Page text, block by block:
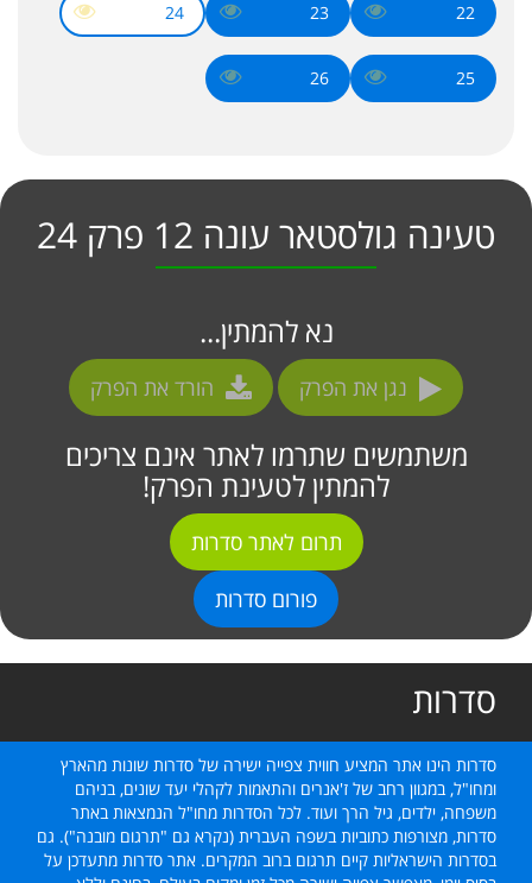
22
23
24
25
26
טעינה גולסטאר עונה 12 פרק 24
נא להמתין...
נגן את הפרק הורד את הפרק
משתמשים שתרמו לאתר אינם צריכים
להמתין לטעינת הפרק!
תרום לאתר סדרות
פורום סדרות
סדרות
סדרות הינו אתר המציע חווית צפייה ישירה של סדרות שונות מהארץ
ומחו"ל, במגוון רחב של ז'אנרים והתאמות לקהלי יעד שונים, בניהם
משפחה, ילדים, גיל הרך ועוד. לכל הסדרות מחו"ל הנמצאות באתר
סדרות, מצורפות כתוביות בשפה העברית (נקרא גם "תרגום מובנה"). גם
בסדרות הישראליות קיים תרגום ברוב המקרים. אתר סדרות מתעדכן על